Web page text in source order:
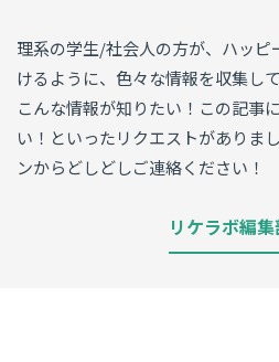
理系の学生/社会人の方が、ハッピ
けるように、色々な情報を収集し
こんな情報が知りたい！この記事
い！といったリクエストがありま
ンからどしどしご連絡ください！
リケラボ編